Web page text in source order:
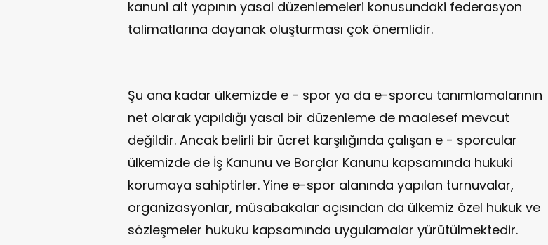
kanuni alt yapının yasal düzenlemeleri konusundaki federasyon
talimatlarına dayanak oluşturması çok önemlidir.
Şu ana kadar ülkemizde e - spor ya da e-sporcu tanımlamalarının
net olarak yapıldığı yasal bir düzenleme de maalesef mevcut
değildir. Ancak belirli bir ücret karşılığında çalışan e - sporcular
ülkemizde de İş Kanunu ve Borçlar Kanunu kapsamında hukuki
korumaya sahiptirler. Yine e-spor alanında yapılan turnuvalar,
organizasyonlar, müsabakalar açısından da ülkemiz özel hukuk ve
sözleşmeler hukuku kapsamında uygulamalar yürütülmektedir.